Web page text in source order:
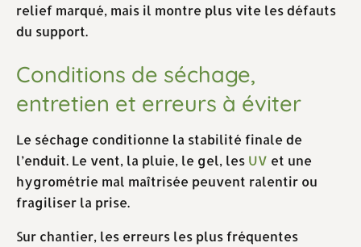
relief marqué, mais il montre plus vite les défauts
du support.
Conditions de séchage,
entretien et erreurs à éviter
Le séchage conditionne la stabilité finale de
l’enduit. Le vent, la pluie, le gel, les UV et une
hygrométrie mal maîtrisée peuvent ralentir ou
fragiliser la prise.
Sur chantier, les erreurs les plus fréquentes